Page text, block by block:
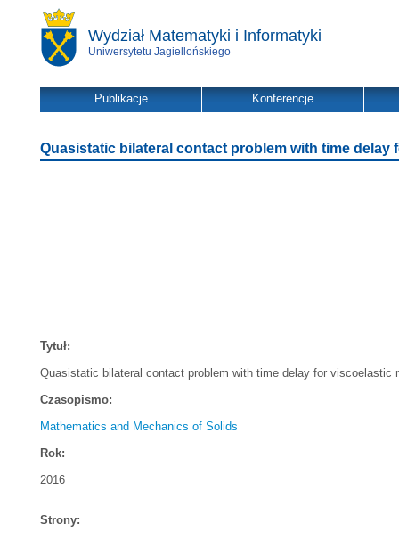
Wydział Matematyki i Informatyki
Uniwersytetu Jagiellońskiego
Publikacje Konferencje
Quasistatic bilateral contact problem with time delay
Tytuł:
Quasistatic bilateral contact problem with time delay for viscoelastic
Czasopismo:
Mathematics and Mechanics of Solids
Rok:
2016
Strony: